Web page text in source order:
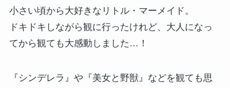
小さい頃から大好きなリトル・マーメイド。
ドキドキしながら観に行ったけれど、大人になっ
てから観ても大感動しました…！
『シンデレラ』や『美女と野獣』などを観ても思